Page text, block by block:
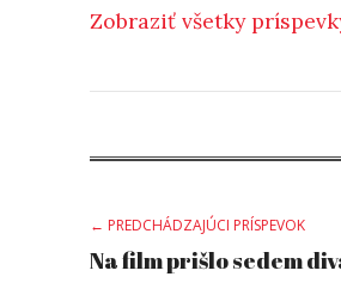
Zobraziť všetky
Post
← PREDCHÁDZAJÚCI PRÍSPEVOK
Na film prišlo sedem